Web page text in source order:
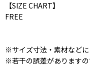
【SIZE CHART】
FREE
※サイズ寸法・素材などに
※若干の誤差がありますの